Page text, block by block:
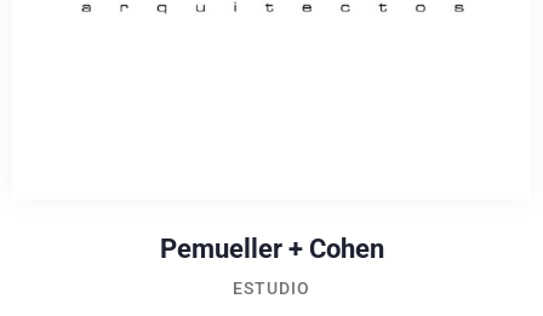
Pemueller + Cohen
ESTUDIO